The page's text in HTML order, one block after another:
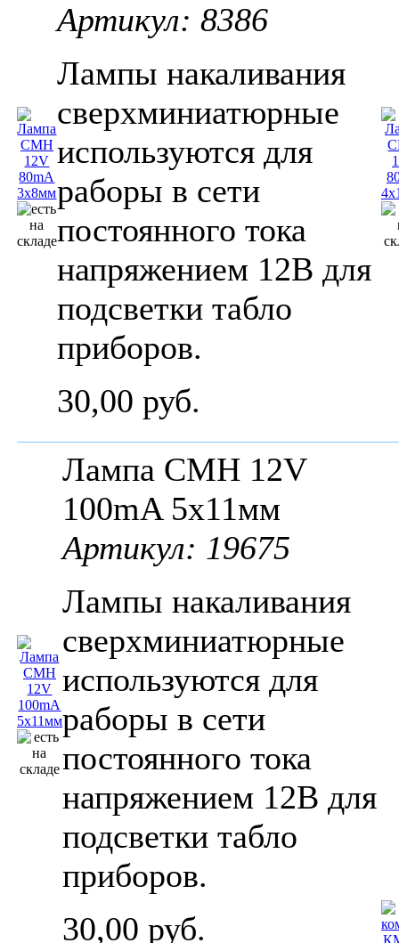
Артикул: 8386
Лампы накаливания
сверхминиатюрные
используются для
раборы в сети
постоянного тока
напряжением 12В для
подсветки табло
приборов.
30,00 руб.
Лампа СМН 12V
100mA 5x11мм
Артикул: 19675
Лампы накаливания
сверхминиатюрные
используются для
раборы в сети
постоянного тока
напряжением 12В для
подсветки табло
приборов.
30,00 руб.